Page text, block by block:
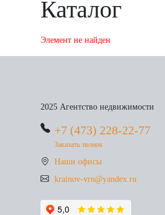
Каталог
Элемент не найден
2025 Агентство недвижимости
+7 (473) 228-22-77
Заказать звонок
Наши офисы
krainov-vrn@yandex.ru